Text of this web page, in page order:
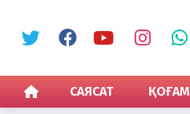
САЯСАТ ҚОҒАМ